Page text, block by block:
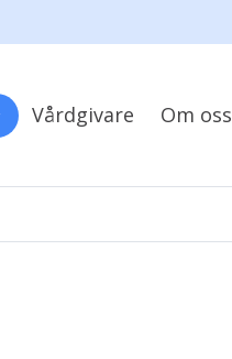
Vårdgivare Om oss